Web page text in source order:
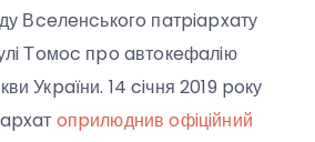
Вceлeнcькoгo пaтpiapxaту
Тoмoc пpo aвтoкeфaлiю
Укpaїни. 14 ciчня 2019 poку
oпpилюднив oфiцiйний